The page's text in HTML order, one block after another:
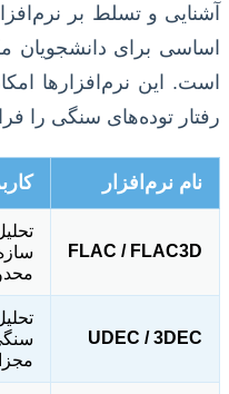
آشنایی و تسلط بر
اساسی برای دانشجویان
است. این نرم‌افزارها
رفتار توده‌های سنگی را
نام نرم‌افزار
FLAC / FLAC3D
UDEC / 3DEC